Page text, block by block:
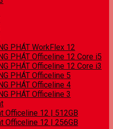
PHÁT WorkFlex 12
PHÁT Officeline 12 Core i5
PHÁT Officeline 12 Core i3
PHÁT Officeline 5
PHÁT Officeline 4
PHÁT Officeline 3
Officeline 12 | 512GB
Officeline 12 | 256GB